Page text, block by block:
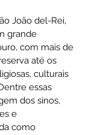
João del-Rei,
grande
com mais de
até os
culturais
essas
dos sinos,
e
como